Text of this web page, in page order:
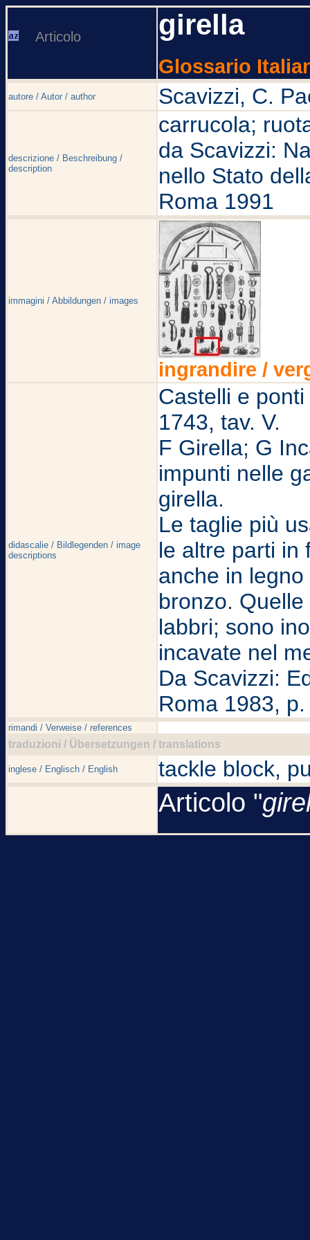
Articolo girella
Glossario
autore / Autor / author Scavizzi, C.
descrizione / Beschreibung /
description
carrucola;
da Scavizzi:
nello Stato
Roma 1991
immagini / Abbildungen / images
ingrandire /
didascalie / Bildlegenden / image
descriptions
Castelli e
1743, tav. V.
F Girella; G
impunti nelle
girella.
Le taglie più
le altre parti in
anche in
bronzo.
labbri; sono
incavate nel
Da Scavizzi:
Roma 1983,
rimandi / Verweise / references
traduzioni / Übersetzungen / translations
inglese / Englisch / English tackle block,
Articolo "